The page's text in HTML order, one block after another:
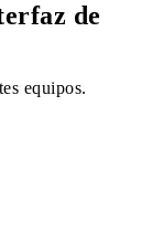
de
equipos.